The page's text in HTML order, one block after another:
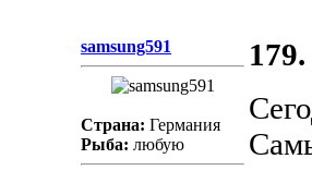
samsung591
Страна: Германия
Рыба: любую
179.